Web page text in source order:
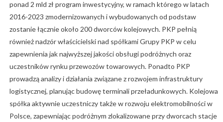
ponad 2 mld zł program inwestycyjny, w ramach którego w latach
2016-2023 zmodernizowanych i wybudowanych od podstaw
zostanie łącznie około 200 dworców kolejowych. PKP pełnią
również nadzór właścicielski nad spółkami Grupy PKP w celu
zapewnienia jak najwyższej jakości obsługi podróżnych oraz
uczestników rynku przewozów towarowych. Ponadto PKP
prowadzą analizy i działania związane z rozwojem infrastruktury
logistycznej, planując budowę terminali przeładunkowych. Kolejowa
spółka aktywnie uczestniczy także w rozwoju elektromobilności w
Polsce, zapewniając podróżnym zlokalizowane przy dworcach stacje